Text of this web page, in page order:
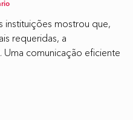
instituições mostrou que,
requeridas, a
Uma comunicação eficiente